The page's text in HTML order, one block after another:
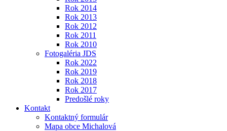
Rok 2014
Rok 2013
Rok 2012
Rok 2011
Rok 2010
Fotogaléria JDS
Rok 2022
Rok 2019
Rok 2018
Rok 2017
Predošlé roky
Kontakt
Kontaktný formulár
Mapa obce Michalová